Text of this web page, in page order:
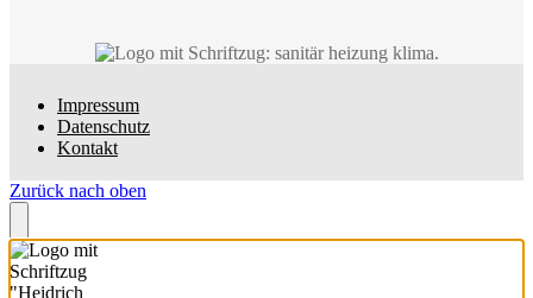
Impressum
Datenschutz
Kontakt
Zurück nach oben